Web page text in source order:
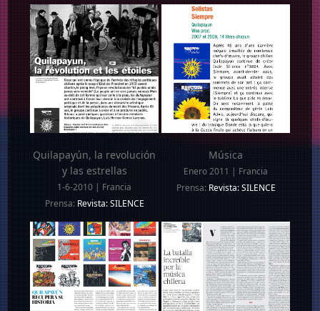
Quilapayún, la revolución
y las estrellas
1-6-2010 | Francia
Prensa:Revista: SILENCE
Música
Enero 2011 | Francia
Prensa:Revista: SILENCE